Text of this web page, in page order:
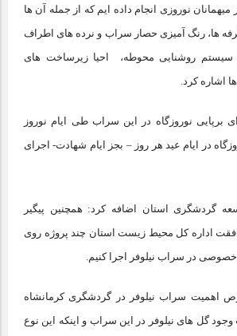
میهمانان نوروزی انجام داده ایم که از جمله آن ها
ها، رنگ آمیزی حصار سراب و نرده های اطراف
سیستم روشنایی محوطه، احیا زیرساخت های
اشاره کرد.
برپایی نوروزگاه در این سراب طی ایام نوروز
در ایام عید هر روز – بجز ایام شهادت- اجرای
گردشگری استان اضافه کرد: همچنین پیگیر
اداره کل محیط زیست استان چند پروژه روی
در سراب نیلوفر اجرا کنیم.
اهمیت سراب نیلوفر در گردشگری کرمانشاه
گل های نیلوفر در این سراب و اینکه این نوع